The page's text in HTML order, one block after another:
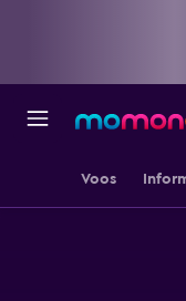
Voos